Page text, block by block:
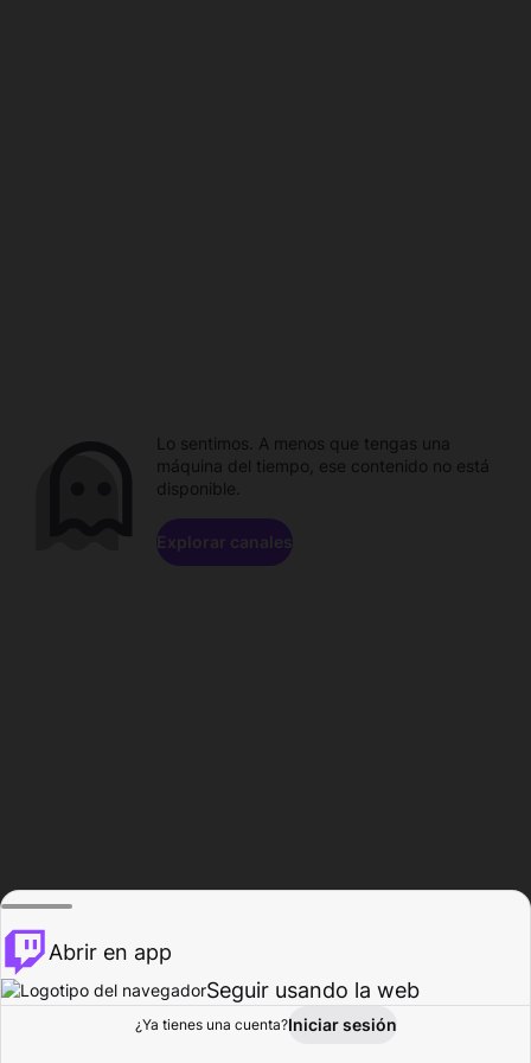
Explorar Actividad
Lo sentimos. A menos que tengas una
máquina del tiempo, ese contenido no está
disponible.
Explorar canales
Abrir en app
Seguir usando la web
¿Ya tienes una cuenta?Iniciar sesión